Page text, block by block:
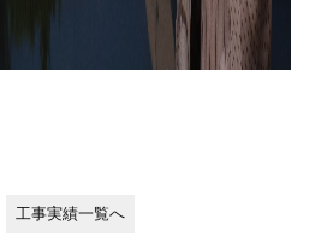
工事実績一覧へ